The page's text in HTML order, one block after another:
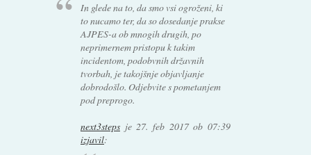
In glede na to, da smo vsi ogroženi, ki
to nucamo ter, da so dosedanje prakse
AJPES-a ob mnogih drugih, po
neprimernem pristopu k takim
incidentom, podobvnih državnih
tvorbah, je takojšnje objavljanje
dobrodošlo. Odjebvite s pometanjem
pod preprogo.
next3stepsje27. feb 2017 ob 07:39
izjavil: